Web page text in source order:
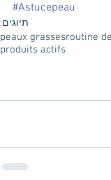
#Astucepeau
תיוגים:
routine
peaux grasses
produits actifs